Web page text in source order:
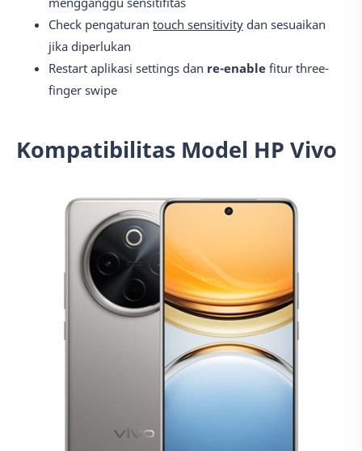
Check pengaturan touch sensitivity dan sesuaikan
jika diperlukan
Restart aplikasi settings dan re-enable fitur three-
finger swipe
Kompatibilitas Model HP Vivo